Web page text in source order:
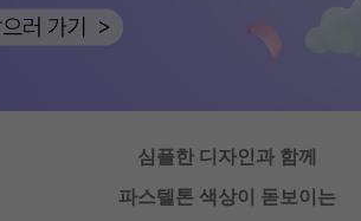
심플한 디자인과 함께
파스텔톤 색상이 돋보이는